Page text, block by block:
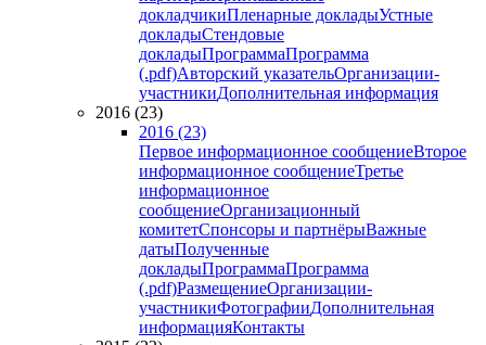
докладчикиПленарные докладыУстные
докладыСтендовые
докладыПрограммаПрограмма
(.pdf)Авторский указательОрганизации-
участникиДополнительная информация
2016 (23)
2016 (23)
Первое информационное сообщениеВторое
информационное сообщениеТретье
информационное
сообщениеОрганизационный
комитетСпонсоры и партнёрыВажные
датыПолученные
докладыПрограммаПрограмма
(.pdf)РазмещениеОрганизации-
участникиФотографииДополнительная
информацияКонтакты